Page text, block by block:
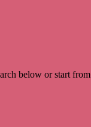
below or start from